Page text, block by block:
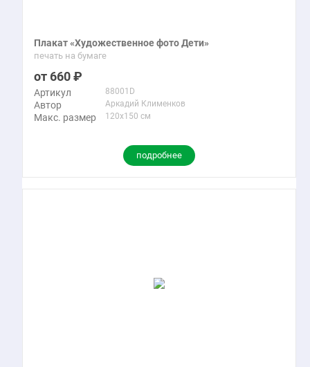
Плакат «Художественное фото Дети»
печать на бумаге
660
Артикул 88001D
Автор Аркадий Клименков
Макс. размер 120x150 см
подробнее